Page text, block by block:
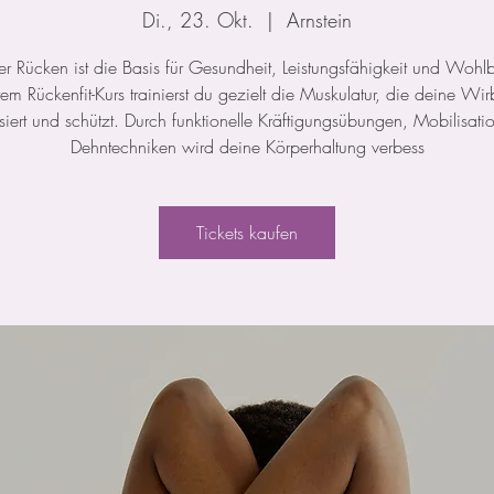
Di., 23. Okt.
  |
Arnstein
Rücken ist die Basis für Gesundheit, Leistungsfähigkeit und
Rückenfit-Kurs trainierst du gezielt die Muskulatur, die deine
und schützt. Durch funktionelle Kräftigungsübungen,
Dehntechniken wird deine Körperhaltung verbess
Tickets kaufen